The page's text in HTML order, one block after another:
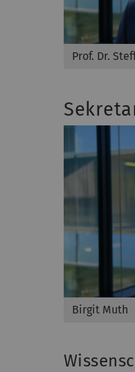
Prof. Dr.
Birgit Muth